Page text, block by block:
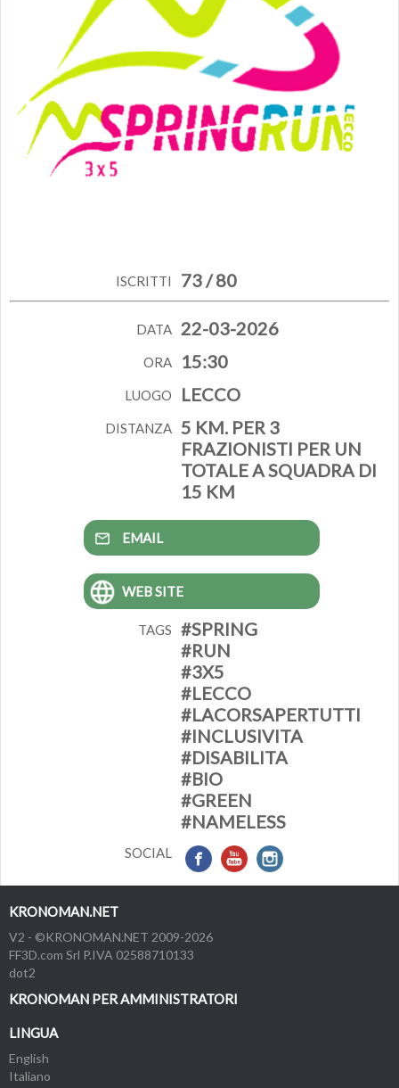
ISCRITTI 73 / 80
DATA 22-03-2026
ORA 15:30
LUOGO LECCO
DISTANZA 5 KM. PER 3
FRAZIONISTI PER UN
TOTALE A SQUADRA DI
15 KM
EMAIL
WEB SITE
TAGS
#SPRING
#RUN
#3X5
#LECCO
#LACORSAPERTUTTI
#INCLUSIVITA
#DISABILITA
#BIO
#GREEN
#NAMELESS
SOCIAL
KRONOMAN.NET
V2 - ©KRONOMAN.NET 2009-2026
FF3D.com Srl P.IVA 02588710133
dot2
KRONOMAN PER AMMINISTRATORI
LINGUA
English
Italiano